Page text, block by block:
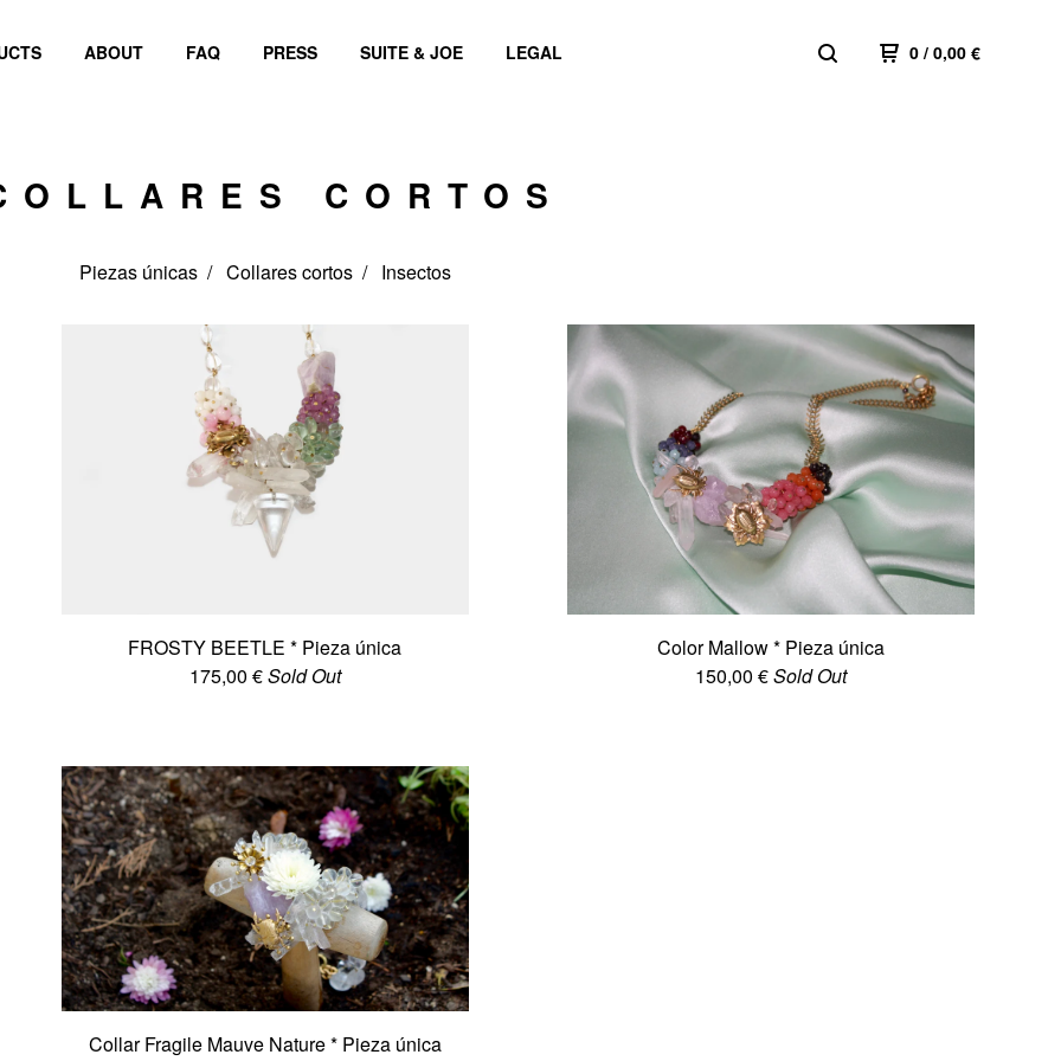
ABOUT FAQ PRESS SUITE & JOE LEGAL 0 / 0,00 €
CORTOS
Piezas únicas Collares cortos Insectos
FROSTY BEETLE * Pieza única
175,00 €Sold Out
Color Mallow * Pieza única
150,00 €Sold Out
Collar Fragile Mauve Nature * Pieza única